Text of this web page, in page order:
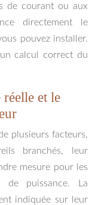
de courant ou aux
directement le
pouvez installer.
calcul correct du
et le
plusieurs facteurs,
branchés, leur
mesure pour les
de puissance. La
indiquée sur leur